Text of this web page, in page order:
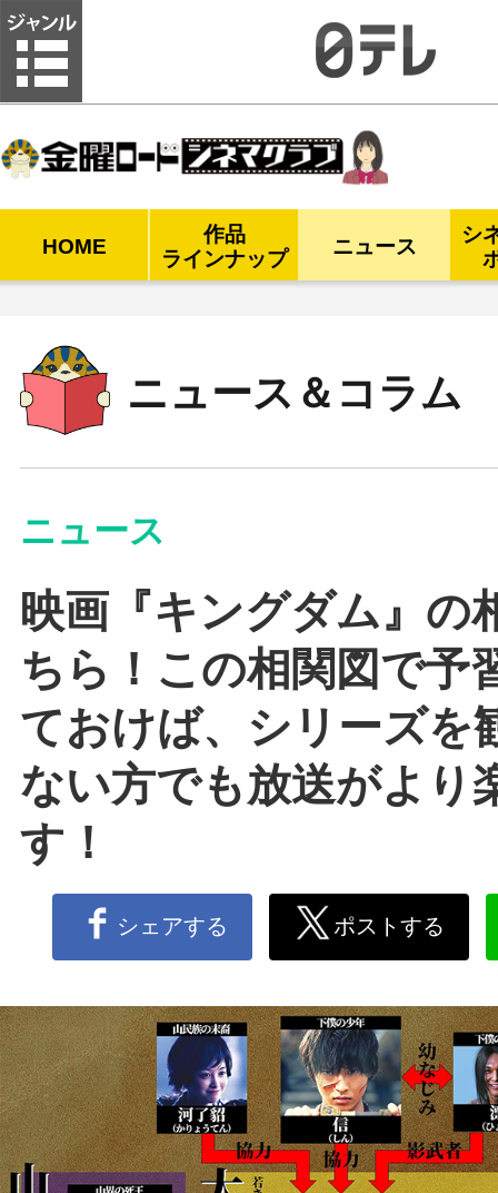
HOME
作品
ラインナップ
ニュース
シ
ニュース＆コラム
ニュース
映画『キングダム』の
ちら！この相関図で予
ておけば、シリーズを
ない方でも放送がより
す！
シェアする ポストする